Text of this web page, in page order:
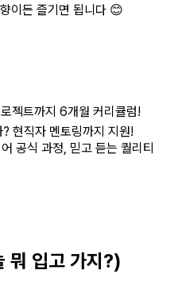
이든 즐기면 됩니다 😊
젝트까지 6개월 커리큘럼!
현직자 멘토링까지 지원!
공식 과정, 믿고 듣는 퀄리티
뭐 입고 가지?)